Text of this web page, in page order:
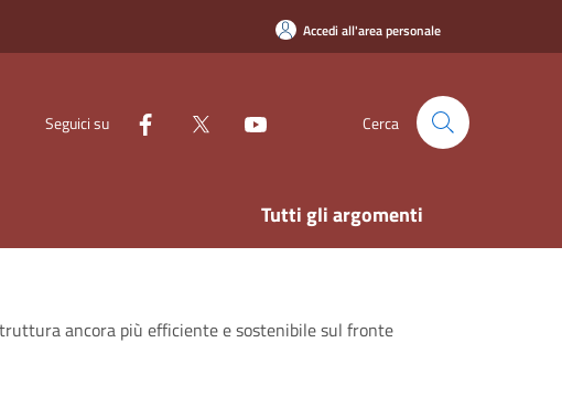
Accedi all'area personale
Seguici su Cerca
Tutti gli argomenti
ancora più efficiente e sostenibile sul fronte